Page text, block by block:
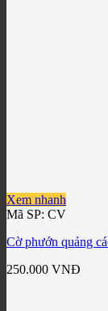
Xem nhanh
Mã SP: CV
Cờ phướn quảng
250.000 VNĐ